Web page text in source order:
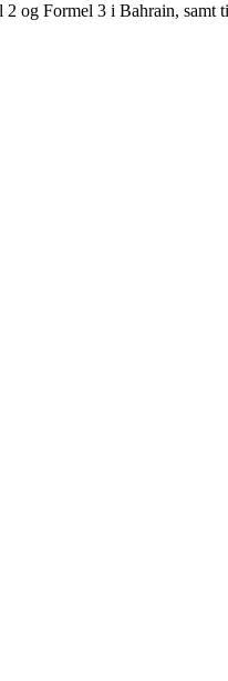
og Formel 3 i Bahrain, samt